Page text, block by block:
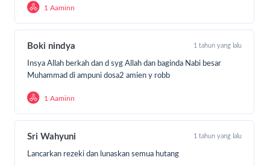
Saat ini, program Gerakan Gizi Santri sudah berjalan
sejak tahun 2021 Dengan total 700+ Santri Santri yang
telah di dukung pemenuhan gizinya
agar program ini terus berjalan dan terus bertambah
manfaat nya untuk para santri kami mengajak orang baik
1 Aaminn
Boki nindya 1 tahun yang lalu
Insya Allah berkah dan d syg Allah dan baginda Nabi besar
Muhammad di ampuni dosa2 amien y robb
1 Aaminn
Sri Wahyuni 1 tahun yang lalu
Lancarkan rezeki dan lunaskan semua hutang